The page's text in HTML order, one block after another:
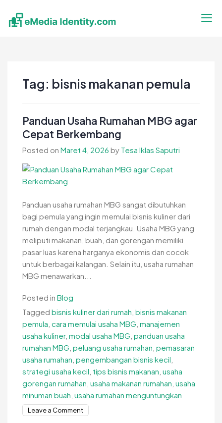
content
Tag: bisnis makanan pemula
Panduan Usaha Rumahan MBG agar
Cepat Berkembang
Posted on Maret 4, 2026 by Tesa Iklas Saputri
Panduan usaha rumahan MBG sangat dibutuhkan
bagi pemula yang ingin memulai bisnis kuliner dari
rumah dengan modal terjangkau. Usaha MBG yang
meliputi makanan, buah, dan gorengan memiliki
pasar luas karena harganya ekonomis dan cocok
untuk berbagai kalangan. Selain itu, usaha rumahan
MBG menawarkan...
Posted in Blog
Tagged bisnis kuliner dari rumah bisnis makanan
pemula cara memulai usaha MBG manajemen
usaha kuliner, modal usaha MBG panduan usaha
rumahan MBG peluang usaha rumahan pemasaran
usaha rumahan pengembangan bisnis kecil
strategi usaha kecil tips bisnis makanan usaha
gorengan rumahan usaha makanan rumahan usaha
minuman buah usaha rumahan menguntungkan
Leave a Commenton